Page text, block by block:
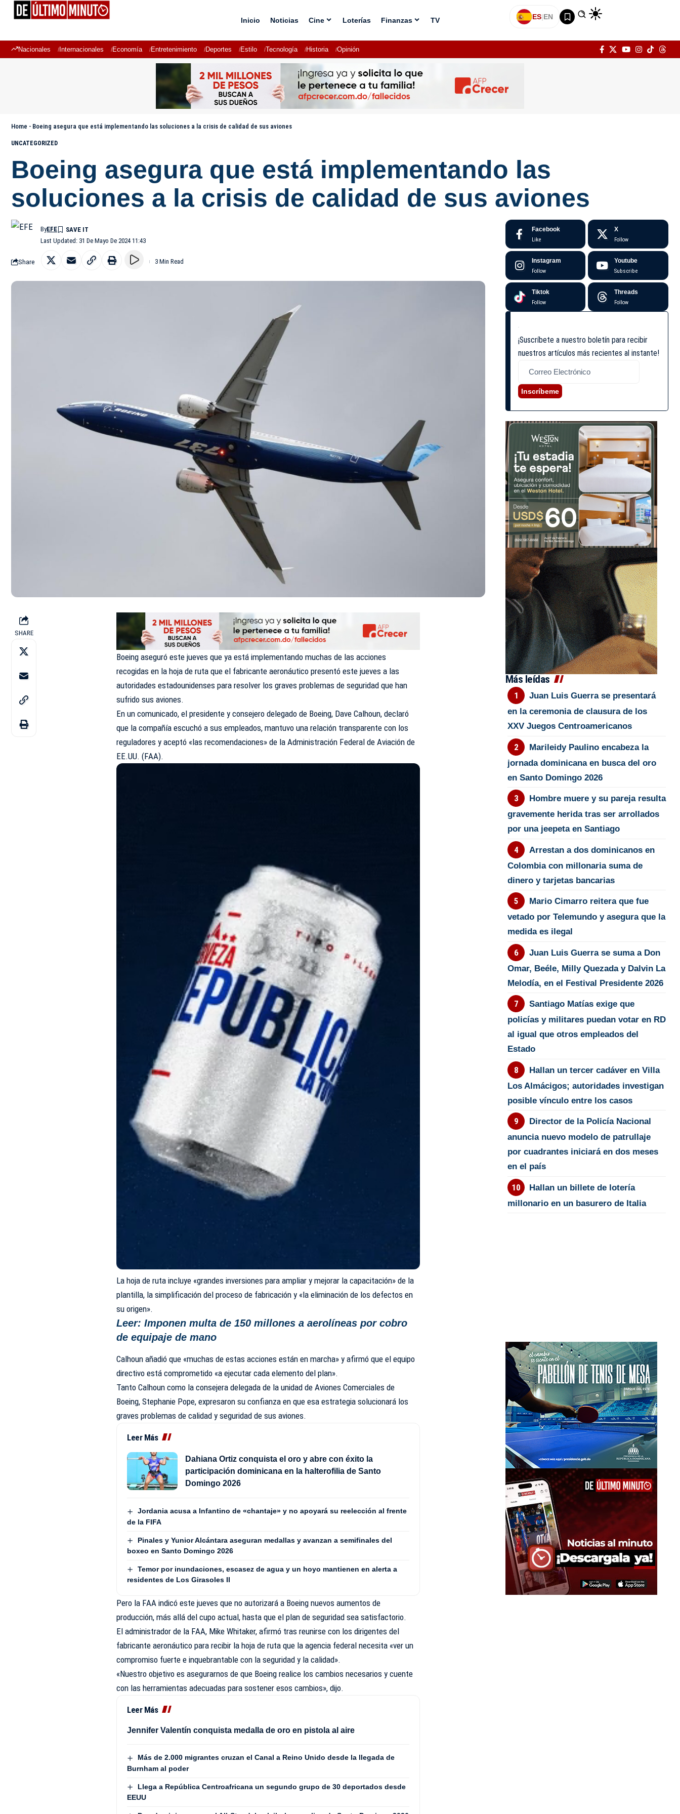
Inicio Noticias Cine Loterías Finanzas TV ES|EN
Nacionales Internacionales Economía Entretenimiento Deportes Estilo Tecnología Historia Opinión
Home - Boeing asegura que está implementando las soluciones a la crisis de calidad de sus aviones
UNCATEGORIZED
Boeing asegura que está implementando las
soluciones a la crisis de calidad de sus aviones
Last Updated: 31 De Mayo De 2024 11:43
ByEFE
Share 3 Min Read
SHARE
Boeingaseguró este jueves que ya está implementando muchas de las acciones
recogidas en la hoja de ruta que el fabricante aeronáutico presentó este jueves a las
autoridades estadounidenses para resolver los graves problemas de seguridad que han
sufrido sus aviones.
En un comunicado, el presidente y consejero delegado de Boeing, Dave Calhoun, declaró
que la compañía escuchó a sus empleados, mantuvo una relación transparente con los
reguladores y aceptó «las recomendaciones» de la Administración Federal de Aviación de
EE.UU. (FAA).
La hoja de ruta incluye «grandes inversiones para ampliar y mejorar la capacitación» de la
plantilla, la simplificación del proceso de fabricación y «la eliminación de los defectos en
su origen».
Leer:Imponen multa de 150 millones a aerolíneas por cobro
de equipaje de mano
Calhoun añadió que «muchas de estas acciones están en marcha» y afirmó que el equipo
directivo está comprometido «a ejecutar cada elemento del plan».
Tanto Calhoun como la consejera delegada de la unidad deAviones Comerciales de
Boeing, Stephanie Pope, expresaron su confianza en que esa estrategia solucionará los
graves problemas de calidad y seguridad de sus aviones.
Leer Más
Dahiana Ortiz conquista el oro y abre con éxito la
participación dominicana en la halterofilia de Santo
Domingo 2026
Jordania acusa a Infantino de «chantaje» y no apoyará su reelección al frente
de la FIFA
Pinales y Yunior Alcántara aseguran medallas y avanzan a semifinales del
boxeo en Santo Domingo 2026
Temor por inundaciones, escasez de agua y un hoyo mantienen en alerta a
residentes de Los Girasoles II
Pero la FAA indicó este jueves que no autorizará a Boeing nuevos aumentos de
producción, más allá del cupo actual, hasta que el plan de seguridad sea satisfactorio.
El administrador de la FAA, Mike Whitaker, afirmó tras reunirse con los dirigentes del
fabricante aeronáutico para recibir la hoja de ruta que la agencia federal necesita «ver un
compromiso fuerte e inquebrantable con la seguridad y la calidad».
«Nuestro objetivo es asegurarnos de que Boeing realice los cambios necesarios y cuente
con las herramientas adecuadas para sostener esos cambios», dijo.
Leer Más
Jennifer Valentín conquista medalla de oro en pistola al aire
Más de 2.000 migrantes cruzan el Canal a Reino Unido desde la llegada de
Burnham al poder
Llega a República Centroafricana un segundo grupo de 30 deportados desde
EEUU
Facebook
Like
X
Follow
Instagram
Follow
Youtube
Subscribe
Tiktok
Follow
Threads
Follow
¡Suscríbete a nuestro boletín para recibir
nuestros artículos más recientes al instante!
Inscríbeme
Más leídas
Juan Luis Guerra se presentará
en la ceremonia de clausura de los
XXV Juegos Centroamericanos
Marileidy Paulino encabeza la
jornada dominicana en busca del oro
en Santo Domingo 2026
Hombre muere y su pareja resulta
gravemente herida tras ser arrollados
por una jeepeta en Santiago
Arrestan a dos dominicanos en
Colombia con millonaria suma de
dinero y tarjetas bancarias
Mario Cimarro reitera que fue
vetado por Telemundo y asegura que la
medida es ilegal
Juan Luis Guerra se suma a Don
Omar, Beéle, Milly Quezada y Dalvin La
Melodía, en el Festival Presidente 2026
Santiago Matías exige que
policías y militares puedan votar en RD
al igual que otros empleados del
Estado
Hallan un tercer cadáver en Villa
Los Almácigos; autoridades investigan
posible vínculo entre los casos
Director de la Policía Nacional
anuncia nuevo modelo de patrullaje
por cuadrantes iniciará en dos meses
en el país
Hallan un billete de lotería
millonario en un basurero de Italia